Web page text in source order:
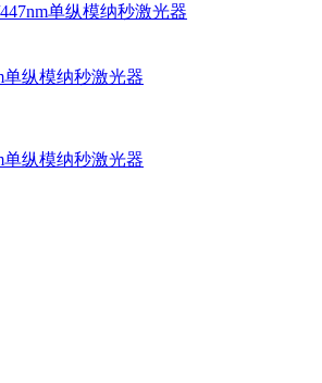
447nm单纵模纳秒激光器
单纵模纳秒激光器
单纵模纳秒激光器